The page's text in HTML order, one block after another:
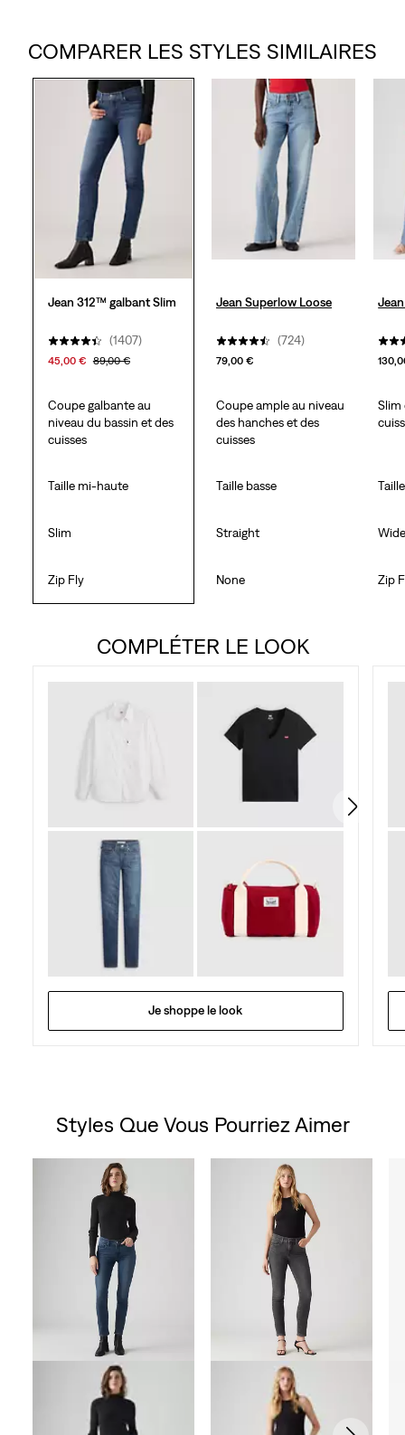
5
étoiles.
COMPARER LES STYLES SIMILAIRES
Jean 312™ galbant Slim
(1407)
45,00 € 89,00 €
Jean Superlow Loose
(724)
79,00 €
Coupe galbante au
niveau du bassin et des
cuisses
Coupe ample au niveau
des hanches et des
cuisses
Slim
Taille mi‑haute Taille basse
Slim Straight
Zip Fly None Zip
COMPLÉTER LE LOOK
Je shoppe le look
Styles Que Vous Pourriez Aimer